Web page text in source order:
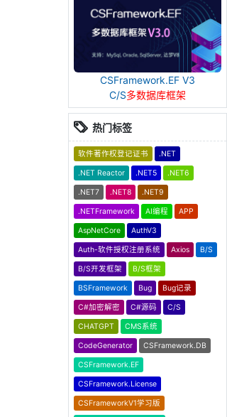
CSFramework.EF V3
C/S多数据库框架
热门标签
软件著作权登记证书 .NET
.NET Reactor .NET5 .NET6
.NET7 .NET8 .NET9
.NETFramework AI编程 APP
AspNetCore AuthV3
Auth-软件授权注册系统 Axios B/S
B/S开发框架 B/S框架
BSFramework Bug Bug记录
C#加密解密 C#源码 C/S
CHATGPT CMS系统
CodeGenerator CSFramework.DB
CSFramework.EF
CSFramework.License
CSFrameworkV1学习版